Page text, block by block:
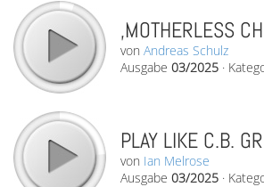
‚MOTHERLESS
von Andreas Schulz
Ausgabe 03/2025 ·
PLAY LIKE C.B.
von Ian Melrose
Ausgabe 03/2025 ·